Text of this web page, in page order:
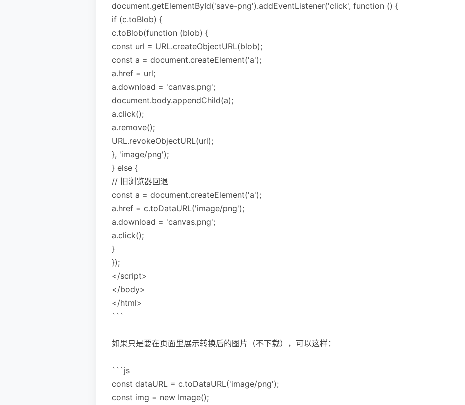
document.getElementById('save-png').addEventListener('click', function () {
if (c.toBlob) {
c.toBlob(function (blob) {
const url = URL.createObjectURL(blob);
const a = document.createElement('a');
a.href = url;
a.download = 'canvas.png';
document.body.appendChild(a);
a.click();
a.remove();
URL.revokeObjectURL(url);
}, 'image/png');
} else {
// 旧浏览器回退
const a = document.createElement('a');
a.href = c.toDataURL('image/png');
a.download = 'canvas.png';
a.click();
}
});
</script>
</body>
</html>
```
如果只是要在页面里展示转换后的图片（不下载），可以这样：
```js
const dataURL = c.toDataURL('image/png');
const img = new Image();